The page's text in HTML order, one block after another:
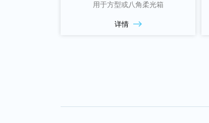
用于方型或八角柔光箱
详情